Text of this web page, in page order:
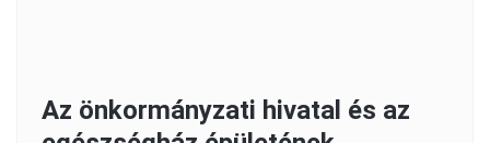
Az önkormányzati hivatal és az